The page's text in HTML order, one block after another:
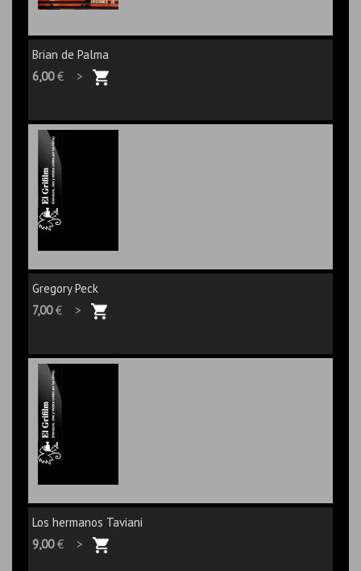
Brian de Palma
6,00€ >
Gregory Peck
7,00€ >
Los hermanos Taviani
9,00€ >